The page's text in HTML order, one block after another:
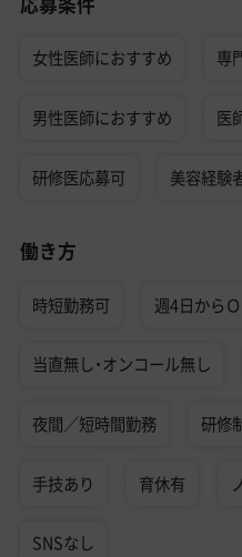
女性医師におすすめ 専
男性医師におすすめ 医
研修医応募可 美容経験
働き方
時短勤務可 週4日から
当直無し・オンコール無し
夜間／短時間勤務 研修
手技あり 育休有
SNSなし